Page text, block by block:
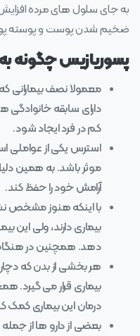
به جای سلول های مرده افزایش
ضخیم شدن پوست و پوسته
پسوریازیس چگونه
معمولا نصف بیمارانی
دارای سابقه
کم در فرد ایجاد شود.
استرس یکی از عواملی
موثر باشد. به همین
آرامش خود را حفظ کند.
با اینکه هنوز مشخص
بیماری دارند، ولی این
دهد. همچنین در هنگام
هر بخشی از بدن که
بیماری قرار می گیرد.
درمان این بیماری کمک
بعضی از دارو ها از جمله